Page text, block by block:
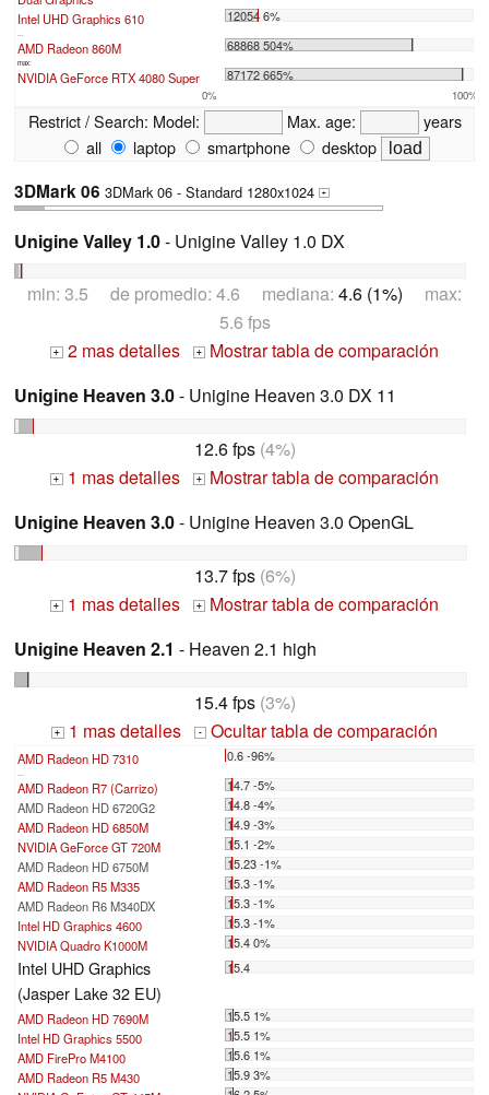
Intel UHD Graphics 610
12054 6%
AMD Radeon 860M 68868 504%
max:
NVIDIA GeForce RTX 4080 Super 87172 665%
0% 100%
Restrict / Search: Model: Max. age:
years
all
laptop smartphone desktop
3DMark 06 3DMark 06 - Standard 1280x1024 +
Unigine Valley 1.0- Unigine Valley 1.0 DX
min: 3.5 de promedio: 4.6 mediana: 4.6 (1%) max:
5.6 fps
+ 2 mas detalles +
Mostrar tabla de comparación
Unigine Heaven 3.0- Unigine Heaven 3.0 DX 11
12.6 fps(4%)
+ 1 mas detalles +
Mostrar tabla de comparación
Unigine Heaven 3.0- Unigine Heaven 3.0 OpenGL
13.7 fps(6%)
+ 1 mas detalles +
Mostrar tabla de comparación
Unigine Heaven 2.1 - Heaven 2.1 high
15.4 fps(3%)
+ 1 mas detalles - Ocultar tabla de comparación
AMD Radeon HD 7310 0.6 -96%
AMD Radeon R7 (Carrizo)
14.7 -5%
AMD Radeon HD 6720G2
14.8 -4%
AMD Radeon HD 6850M
14.9 -3%
NVIDIA GeForce GT 720M
15.1 -2%
AMD Radeon HD 6750M
15.23 -1%
AMD Radeon R5 M335
15.3 -1%
AMD Radeon R6 M340DX
15.3 -1%
Intel HD Graphics 4600
15.3 -1%
NVIDIA Quadro K1000M
15.4 0%
Intel UHD Graphics
(Jasper Lake 32 EU)
15.4
AMD Radeon HD 7690M
15.5 1%
Intel HD Graphics 5500
15.5 1%
AMD FirePro M4100
15.6 1%
AMD Radeon R5 M430
15.9 3%